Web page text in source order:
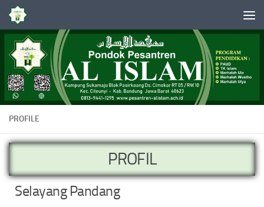
Skip to content
PROFILE
PROFIL
Selayang Pandang